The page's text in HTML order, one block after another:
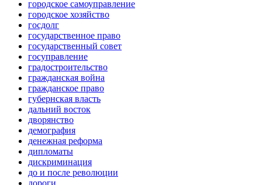
городское самоуправление
городское хозяйство
госдолг
государственное право
государственный совет
госуправление
градостроительство
гражданская война
гражданское право
губернская власть
дальний восток
дворянство
демография
денежная реформа
дипломаты
дискриминация
до и после революции